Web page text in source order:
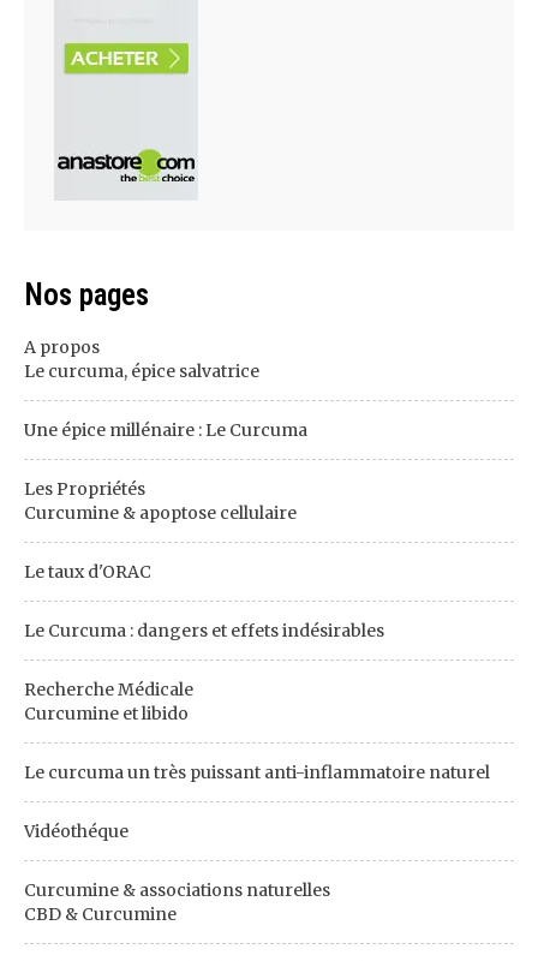
Nos pages
A propos
Le curcuma, épice salvatrice
Une épice millénaire : Le Curcuma
Les Propriétés
Curcumine & apoptose cellulaire
Le taux d'ORAC
Le Curcuma : dangers et effets indésirables
Recherche Médicale
Curcumine et libido
Le curcuma un très puissant anti-inflammatoire naturel
Vidéothéque
Curcumine & associations naturelles
CBD & Curcumine